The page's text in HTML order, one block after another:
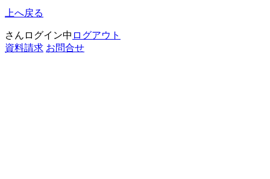
上へ戻る
さんログイン中 ログアウト
資料請求 お問合せ